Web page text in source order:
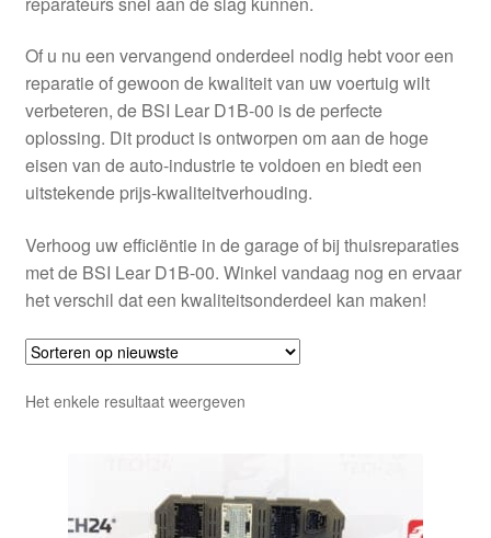
Privacybeleid
Wereldwijde verzending
Winkelwagen
Of u nu een vervangend onderdeel nodig hebt voor een
reparatie of gewoon de kwaliteit van uw voertuig wilt
verbeteren, de BSI Lear D1B-00 is de perfecte
oplossing. Dit product is ontworpen om aan de hoge
eisen van de auto-industrie te voldoen en biedt een
uitstekende prijs-kwaliteitverhouding.
Verhoog uw efficiëntie in de garage of bij thuisreparaties
met de BSI Lear D1B-00. Winkel vandaag nog en ervaar
het verschil dat een kwaliteitsonderdeel kan maken!
Het enkele resultaat weergeven